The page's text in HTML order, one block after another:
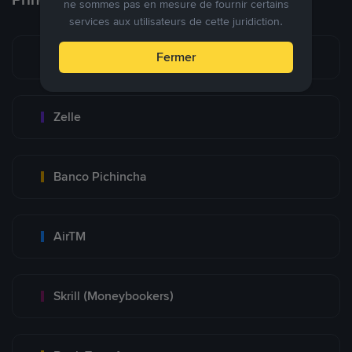
Zelle
Banco Pichincha
AirTM
Skrill (Moneybookers)
ne sommes pas en mesure de fournir certains
services aux utilisateurs de cette juridiction.
Fermer